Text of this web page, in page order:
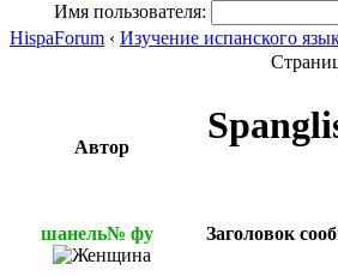
Имя пользователя:
HispaForum ‹ Изучение испанского
Автор
шанель№ фу Заголовок